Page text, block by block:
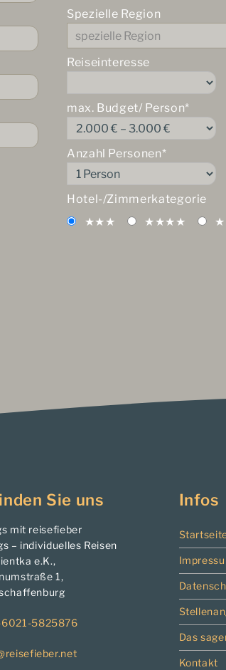
Spezielle Region
Reiseinteresse
max. Budget/ Person*
Anzahl Personen*
Hotel-/Zimmerkategorie
★★★
★★★★
Sie uns
mit reisefieber
– individuelles Reisen
e.K.,
1,
6021-5825876
Infos
Das
Kontakt